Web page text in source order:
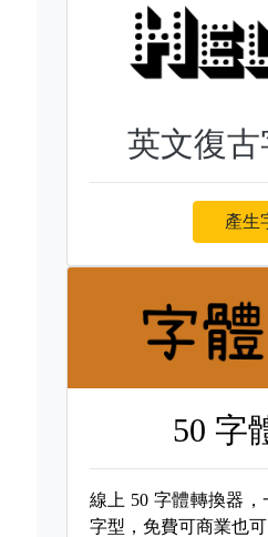
英文復
產生
50 字
線上 50 字體轉換器
字型，免費可商業也可